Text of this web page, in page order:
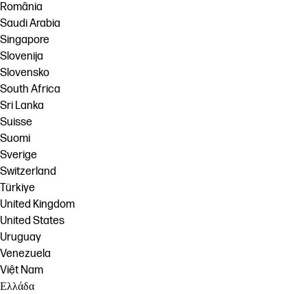
România
Saudi Arabia
Singapore
Slovenija
Slovensko
South Africa
Sri Lanka
Suisse
Suomi
Sverige
Switzerland
Türkiye
United Kingdom
United States
Uruguay
Venezuela
Việt Nam
Ελλάδα